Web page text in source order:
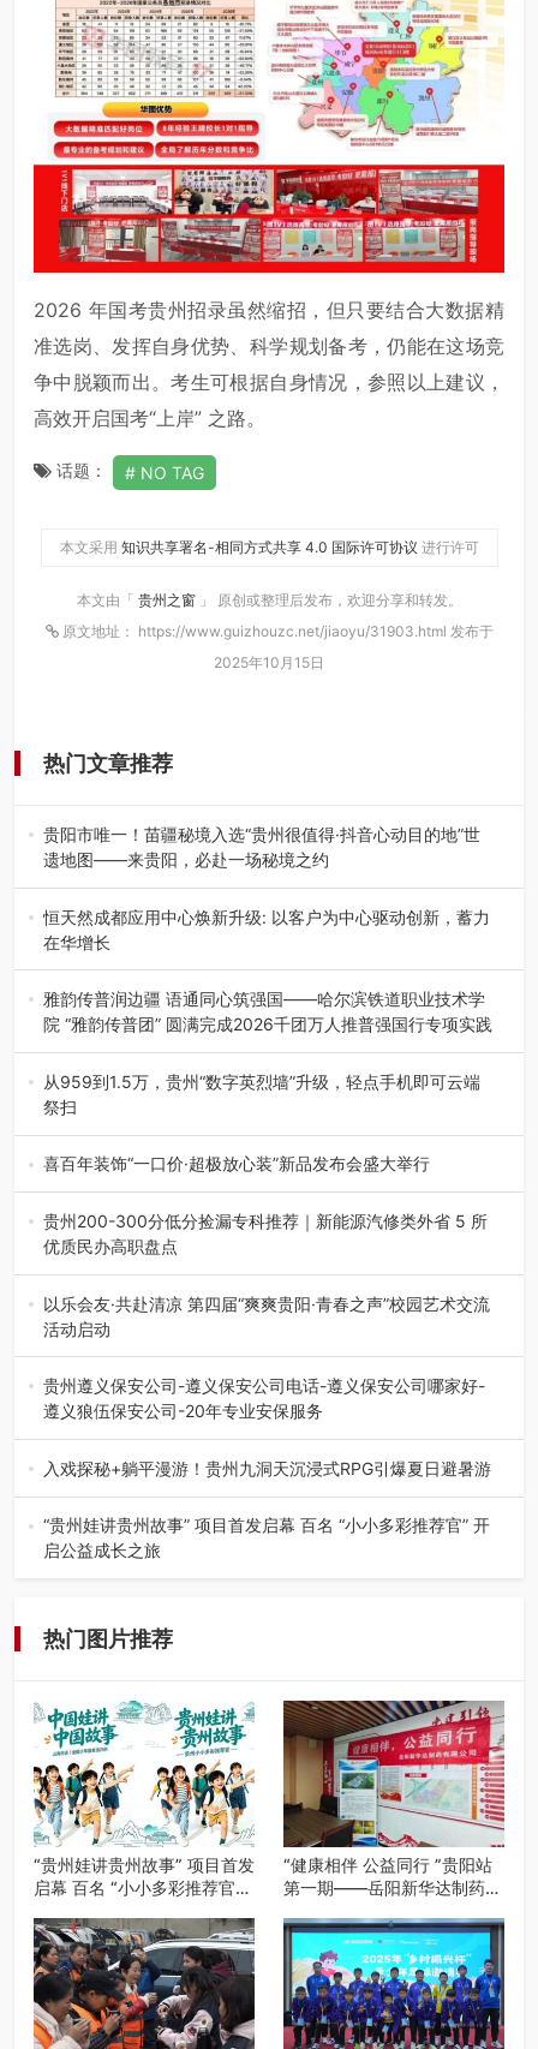
2026 年国考贵州招录虽然缩招，但只要结合大数据精
准选岗、发挥自身优势、科学规划备考，仍能在这场竞
争中脱颖而出。考生可根据自身情况，参照以上建议，
高效开启国考“上岸” 之路。
话题： NO TAG
本文采用 知识共享署名-相同方式共享 4.0 国际许可协议 进行许可
本文由「 贵州之窗 」 原创或整理后发布，欢迎分享和转发。
原文地址： https://www.guizhouzc.net/jiaoyu/31903.html 发布于
2025年10月15日
热门文章推荐
贵阳市唯一！苗疆秘境入选“贵州很值得·抖音心动目的地”世
遗地图——来贵阳，必赴一场秘境之约
2026年7月21日，2026年“贵州很值得”暨抖音“心动目的
地”（贵州站）主题…
恒天然成都应用中心焕新升级: 以客户为中心驱动创新，蓄力
在华增长
融合全球研发实力与本土洞察，深化客户共创，赋能西南市
场创新发展 （7月27日，成…
雅韵传普润边疆 语通同心筑强国——哈尔滨铁道职业技术学
院 “雅韵传普团” 圆满完成2026千团万人推普强国行专项实践
为扎实推进2026“千团万人推普强国行”大学生暑期社会实
践，牢牢紧扣 “雅韵传普…
从959到1.5万，贵州“数字英烈墙”升级，轻点手机即可云端
祭扫
八一建军节到来之际，由贵州省退役军人事务厅指导，贵阳
市退役军人事务局联合贵州广电…
喜百年装饰“一口价·超极放心装”新品发布会盛大举行
2026年7月31日，喜百年装饰“一口价·超极放心装”新品发布
会在贵阳隆重举行。…
贵州200-300分低分捡漏专科推荐｜新能源汽修类外省 5 所
优质民办高职盘点
在贵州省高考志愿填报体系中，200至300分数段考生可选择
的省内工科、新能源汽车…
以乐会友·共赴清凉 第四届“爽爽贵阳·青春之声”校园艺术交流
活动启动
七月的贵阳，清风送爽，第四届“爽爽贵阳·青春之声”校园管
弦乐（合唱）艺术交流活动…
贵州遵义保安公司-遵义保安公司电话-遵义保安公司哪家好-
遵义狼伍保安公司-20年专业安保服务
在遵义，不管是企业园区运营、小区物业管理、建筑工地施
工、商业商场经营，还是举办各…
入戏探秘+躺平漫游！贵州九洞天沉浸式RPG引爆夏日避暑游
入伏后的贵州，清凉依旧。而在毕节深处的九洞天景区，贵
州首个水上喀斯特沉浸式RPG…
“贵州娃讲贵州故事” 项目首发启幕 百名 “小小多彩推荐官” 开
启公益成长之旅
热门图片推荐
“贵州娃讲贵州故事” 项目首发
启幕 百名 “小小多彩推荐官”
“健康相伴 公益同行 ”贵阳站
第一期——岳阳新华达制药贵